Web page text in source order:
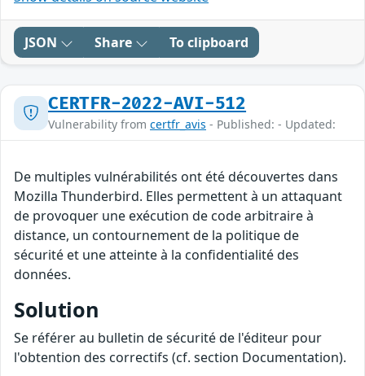
JSON Share To clipboard
CERTFR-2022-AVI-512
Vulnerability from certfr_avis - Published: - Updated:
De multiples vulnérabilités ont été découvertes dans
Mozilla Thunderbird. Elles permettent à un attaquant
de provoquer une exécution de code arbitraire à
distance, un contournement de la politique de
sécurité et une atteinte à la confidentialité des
données.
Solution
Se référer au bulletin de sécurité de l'éditeur pour
l'obtention des correctifs (cf. section Documentation).